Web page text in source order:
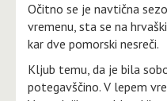
Očitno se je navtična
vremenu, sta se na
kar dve pomorski nesreči.
Kljub temu, da je bila
potegavščino. V lepem